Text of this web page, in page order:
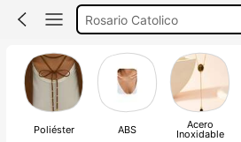
Rosario Catolico
Collares Largos De Mujer
Rosario
Poliéster ABS Acero
Inoxidable